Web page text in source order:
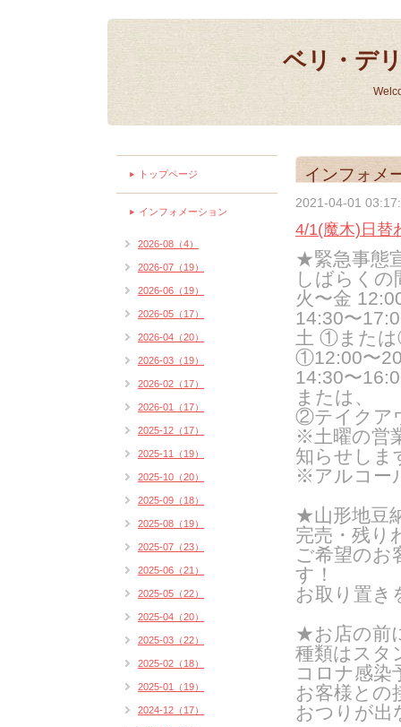
ベリ・デ
インフォメ
2021-04-01
4/1(魔木)日替
★緊急事態
しばらくの
火〜金
14:30〜
土 ①また
①12:00〜
14:30〜
または、
②テイクア
※土曜の営
知らせしま
※アルコー
★山形地豆
完売・残り
ご希望のお
す！
お取り置き
★お店の前
種類はスタ
コロナ感染
お客様との
おつりが出
トップページ
インフォメーション
2026-08（4）
2026-07（19）
2026-06（19）
2026-05（17）
2026-04（20）
2026-03（19）
2026-02（17）
2026-01（17）
2025-12（17）
2025-11（19）
2025-10（20）
2025-09（18）
2025-08（19）
2025-07（23）
2025-06（21）
2025-05（22）
2025-04（20）
2025-03（22）
2025-02（18）
2025-01（19）
2024-12（17）